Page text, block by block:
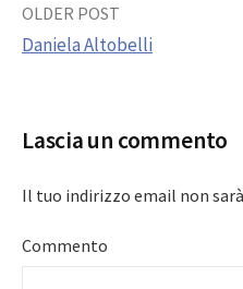
Post
OLDER POST
Daniela Altobelli
Lascia un commento
Il tuo indirizzo email non
Commento